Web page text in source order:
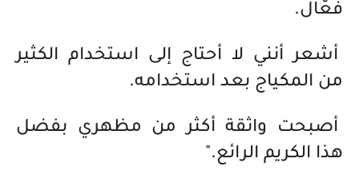
فعّال.
أشعر أنني لا أحتاج إلى استخدام الكثير
من المكياج بعد استخدامه.
أصبحت واثقة أكثر من مظهري بفضل
هذا الكريم الرائع."